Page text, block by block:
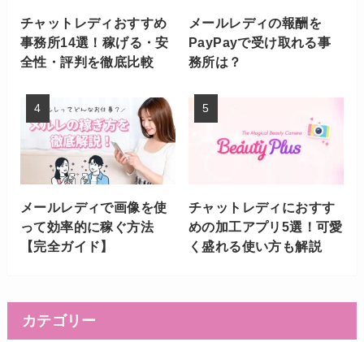
チャットレディおすすめ
事務所14選！稼げる・安
全性・評判を徹底比較
メールレディの報酬を
PayPayで受け取れる事
務所は？
メールレディで画像を使
って効率的に稼ぐ方法
【完全ガイド】
チャットレディにおすす
めの加工アプリ5選！可愛
く盛れる使い方も解説
カテゴリー